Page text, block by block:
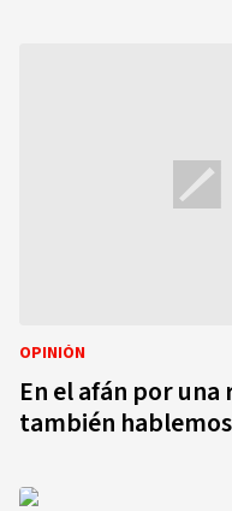
OPINIÓN
En el afán por
también